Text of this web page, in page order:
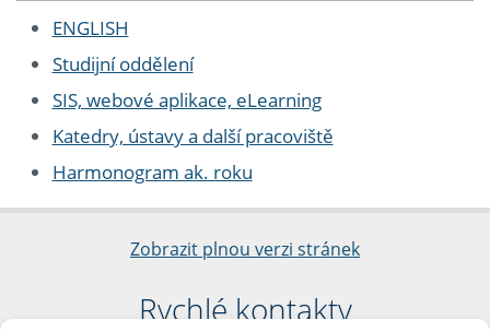
ENGLISH
Studijní oddělení
SIS, webové aplikace, eLearning
Katedry, ústavy a další pracoviště
Harmonogram ak. roku
Zobrazit plnou verzi stránek
Rychlé kontakty